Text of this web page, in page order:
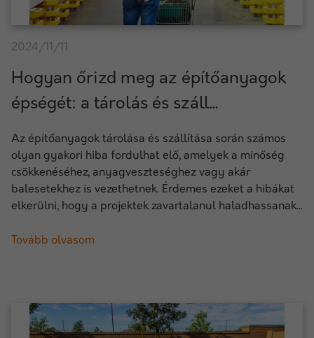
2024/11/11
Hogyan őrizd meg az építőanyagok
épségét: a tárolás és száll...
Az építőanyagok tárolása és szállítása során számos
olyan gyakori hiba fordulhat elő, amelyek a minőség
csökkenéséhez, anyagveszteséghez vagy akár
balesetekhez is vezethetnek. Érdemes ezeket a hibákat
elkerülni, hogy a projektek zavartalanul haladhassanak...
Tovább olvasom